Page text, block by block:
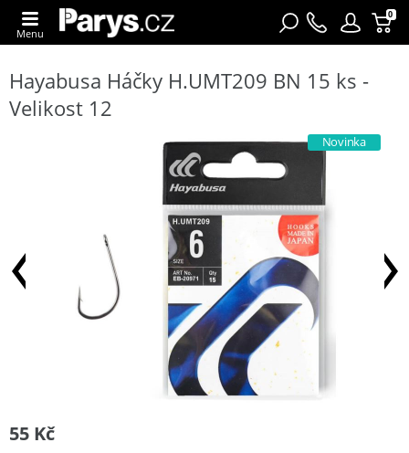
0
Menu
Hayabusa Háčky H.UMT209 BN 15 ks -
Velikost 12
Novinka
55 Kč